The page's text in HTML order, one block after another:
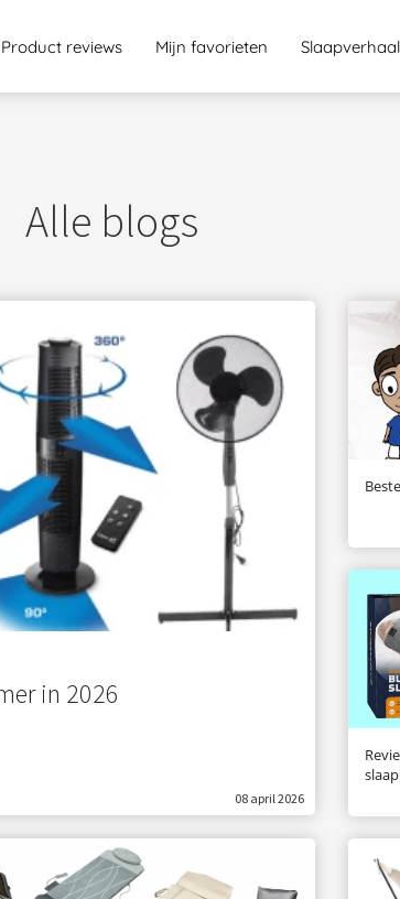
Product reviews Mijn favorieten Slaapverhaal
Alle blogs
in 2026
08 april 2026